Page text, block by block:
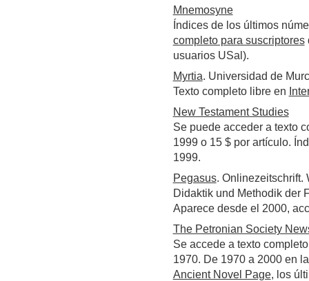
Mnemosyne
Índices de los últimos
completo para suscriptores
usuarios USal).
Myrtia. Universidad de
Texto completo libre en
New Testament Studies
Se puede acceder a texto
1999 o 15 $ por artículo.
1999.
Pegasus. Onlinezeitschrift.
Didaktik und Methodik der
Aparece desde el 2000,
The Petronian Society
Se accede a texto
1970. De 1970 a 2000 en
Ancient Novel Page, los